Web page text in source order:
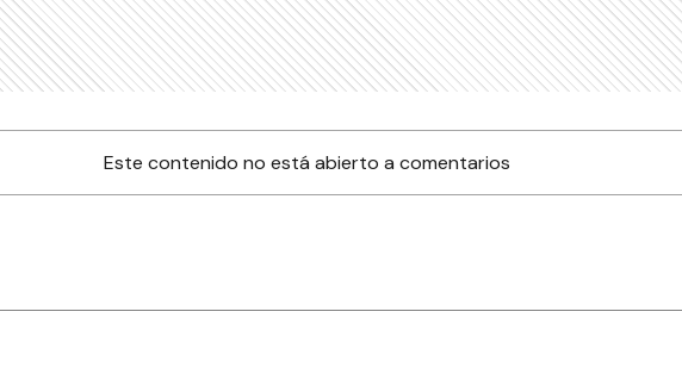
Este contenido no está abierto a comentarios